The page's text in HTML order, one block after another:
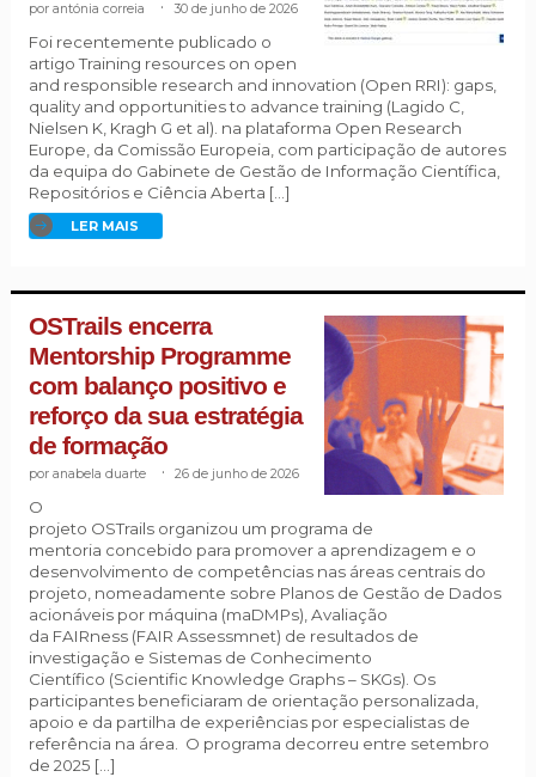
antónia correia 30 de junho de 2026
Foi recentemente publicado o
artigo Training resources on open
and responsible research and innovation (Open RRI): gaps,
quality and opportunities to advance training (Lagido C,
Nielsen K, Kragh G et al). na plataforma Open Research
Europe, da Comissão Europeia, com participação de autores
da equipa do Gabinete de Gestão de Informação Científica,
Repositórios e Ciência Aberta […]
LER MAIS
OSTrails encerra
Mentorship Programme
com balanço positivo e
reforço da sua estratégia
de formação
anabela duarte. 26 de junho de 2026
O
projeto OSTrails organizou um programa de
mentoria concebido para promover a aprendizagem e o
desenvolvimento de competências nas áreas centrais do
projeto, nomeadamente sobre Planos de Gestão de Dados
acionáveis por máquina (maDMPs), Avaliação
da FAIRness (FAIR Assessmnet) de resultados de
investigação e Sistemas de Conhecimento
Científico (Scientific Knowledge Graphs – SKGs). Os
participantes beneficiaram de orientação personalizada,
apoio e da partilha de experiências por especialistas de
referência na área. O programa decorreu entre setembro
de 2025 […]